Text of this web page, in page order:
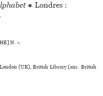
● Londres :
N. ».
(UK), British Library (anc. British